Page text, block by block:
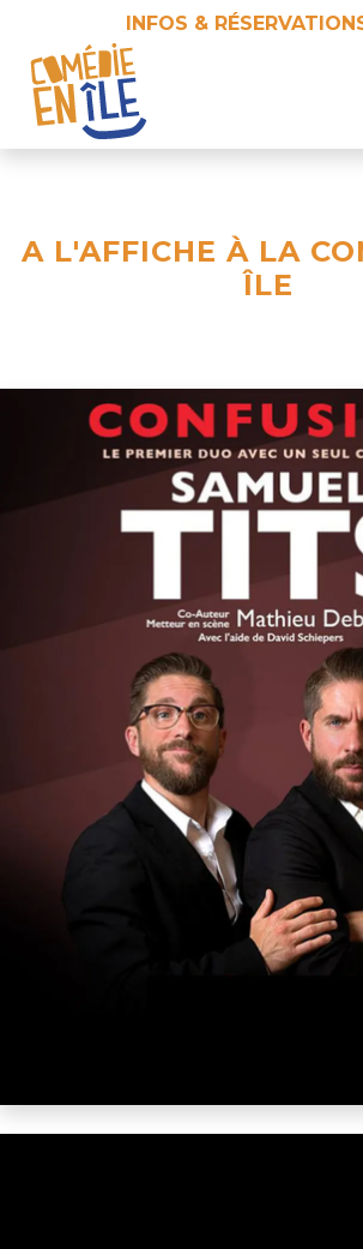
INFOS &
A L'AFFICHE À LA
ÎLE